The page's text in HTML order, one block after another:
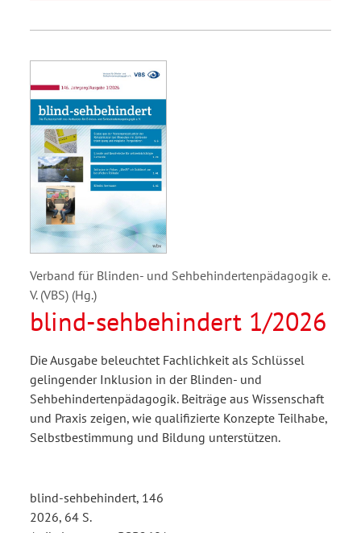
Verband für Blinden- und Sehbehindertenpädagogik e.
V. (VBS) (Hg.)
blind-sehbehindert 1/2026
Die Ausgabe beleuchtet Fachlichkeit als Schlüssel
gelingender Inklusion in der Blinden- und
Sehbehindertenpädagogik. Beiträge aus Wissenschaft
und Praxis zeigen, wie qualifizierte Konzepte Teilhabe,
Selbstbestimmung und Bildung unterstützen.
blind-sehbehindert, 146
2026, 64 S.